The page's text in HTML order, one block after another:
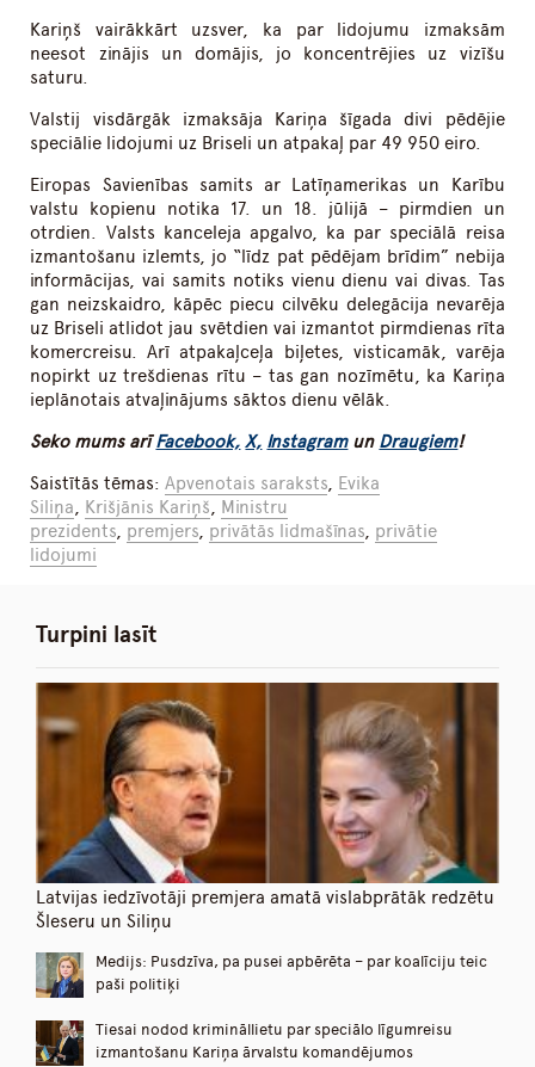
Kariņš vairākkārt uzsver, ka par lidojumu izmaksām
neesot zinājis un domājis, jo koncentrējies uz vizīšu
saturu.
Valstij visdārgāk izmaksāja Kariņa šīgada divi pēdējie
speciālie lidojumi uz Briseli un atpakaļ par 49 950 eiro.
Eiropas Savienības samits ar Latīņamerikas un Karību
valstu kopienu notika 17. un 18. jūlijā – pirmdien un
otrdien. Valsts kanceleja apgalvo, ka par speciālā reisa
izmantošanu izlemts, jo “līdz pat pēdējam brīdim” nebija
informācijas, vai samits notiks vienu dienu vai divas. Tas
gan neizskaidro, kāpēc piecu cilvēku delegācija nevarēja
uz Briseli atlidot jau svētdien vai izmantot pirmdienas rīta
komercreisu. Arī atpakaļceļa biļetes, visticamāk, varēja
nopirkt uz trešdienas rītu – tas gan nozīmētu, ka Kariņa
ieplānotais atvaļinājums sāktos dienu vēlāk.
Seko mums arīFacebook, X, Instagram un Draugiem!
Saistītās tēmas:Apvenotais saraksts, Evika
Siliņa, Krišjānis Kariņš, Ministru
prezidents, premjers, privātās lidmašīnas, privātie
lidojumi
Turpini lasīt
Latvijas iedzīvotāji premjera amatā vislabprātāk redzētu
Šleseru un Siliņu
Medijs: Pusdzīva, pa pusei apbērēta – par koalīciju teic
paši politiķi
Tiesai nodod krimināllietu par speciālo līgumreisu
izmantošanu Kariņa ārvalstu komandējumos